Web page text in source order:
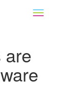
are